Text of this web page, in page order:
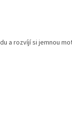
a rozvíjí si jemnou